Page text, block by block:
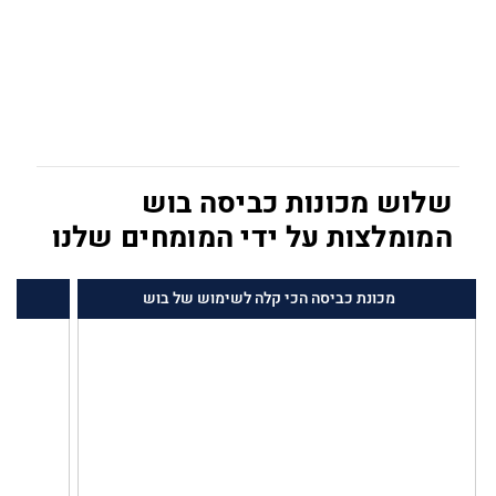
שלוש מכונות כביסה בוש
המומלצות על ידי המומחים שלנו
מכונת כביסה הכי קלה לשימוש של בוש